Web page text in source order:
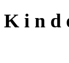
K i n d